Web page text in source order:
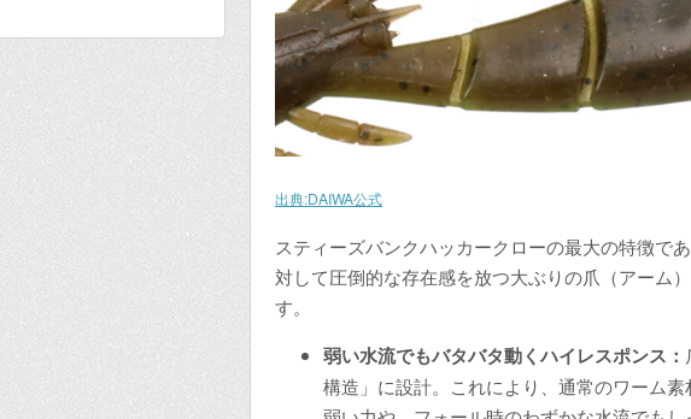
出典:DAIWA公式
スティーズバンクハッカークローの最大の特徴で
対して圧倒的な存在感を放つ大ぶりの爪（アーム
す。
弱い水流でもバタバタ動くハイレスポンス：
構造」に設計。これにより、通常のワーム